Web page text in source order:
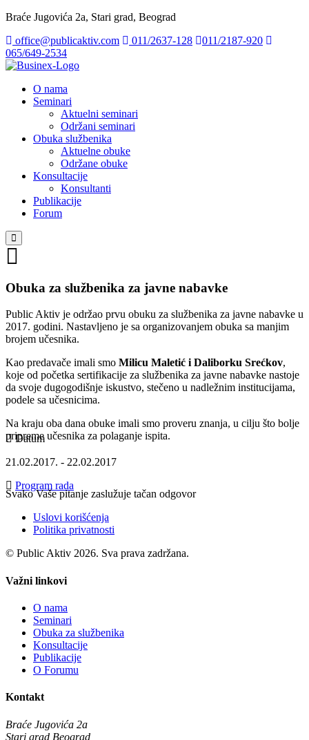
Braće Jugovića 2a, Stari grad, Beograd
office@publicaktiv.com
011/2637-128
011/2187-920
065/649-2534
O nama
Seminari
Aktuelni seminari
Održani seminari
Obuka službenika
Aktuelne obuke
Održane obuke
Konsultacije
Konsultanti
Publikacije
Forum
Obuka za službenika za javne nabavke
Public Aktiv je održao prvu obuku za službenika za javne nabavke u
2017. godini. Nastavljeno je sa organizovanjem obuka sa manjim
brojem učesnika.
Kao predavače imali smo Milicu Maletić i Daliborku Srećkov,
koje od početka sertifikacije za službenika za javne nabavke nastoje
da svoje dugogodišnje iskustvo, stečeno u nadležnim institucijama,
podele sa učesnicima.
Na kraju oba dana obuke imali smo proveru znanja, u cilju što bolje
pripreme učesnika za polaganje ispita.
Datum
21.02.2017. - 22.02.2017
Program rada
Svako Vaše pitanje zaslužuje tačan odgovor
Uslovi korišćenja
Politika privatnosti
© Public Aktiv 2026. Sva prava zadržana.
Važni linkovi
O nama
Seminari
Obuka za službenika
Konsultacije
Publikacije
O Forumu
Kontakt
Braće Jugovića 2a
Stari grad Beograd